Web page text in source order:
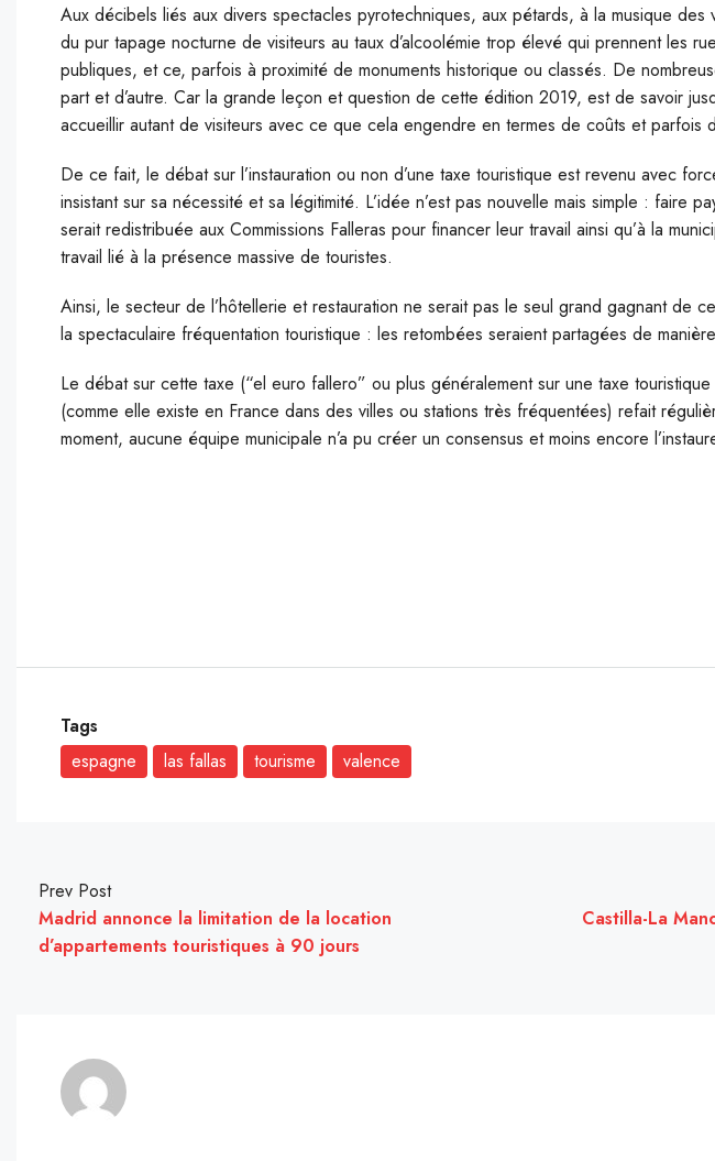
Aux décibels liés aux divers spectacles pyrotechniques, aux pétards, à la musique des
du pur tapage nocturne de visiteurs au taux d’alcoolémie trop élevé qui prennent les
publiques, et ce, parfois à proximité de monuments historique ou classés. De
part et d’autre. Car la grande leçon et question de cette édition 2019, est de savoir
accueillir autant de visiteurs avec ce que cela engendre en termes de coûts et parfois
De ce fait, le débat sur l’instauration ou non d’une taxe touristique est revenu avec
insistant sur sa nécessité et sa légitimité. L’idée n’est pas nouvelle mais simple : faire
serait redistribuée aux Commissions Falleras pour financer leur travail ainsi qu’à la
travail lié à la présence massive de touristes.
Ainsi, le secteur de l’hôtellerie et restauration ne serait pas le seul grand gagnant de
la spectaculaire fréquentation touristique : les retombées seraient partagées de
Le débat sur cette taxe (“el euro fallero” ou plus généralement sur une taxe touristique
(comme elle existe en France dans des villes ou stations très fréquentées) refait
moment, aucune équipe municipale n’a pu créer un consensus et moins encore
Tags
espagne
las fallas tourisme valence
Prev Post
Madrid annonce la limitation de la location
d’appartements touristiques à 90 jours
Castilla-La